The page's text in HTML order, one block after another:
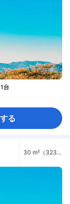
台
る
30 m²（323